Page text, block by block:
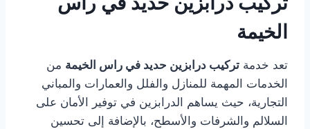
الخيمة
تعد خدمة تركيب درابزين حديد في راس الخيمة من
الخدمات المهمة للمنازل والفلل والعمارات والمباني
التجارية، حيث يساهم الدرابزين في توفير الأمان على
السلالم والشرفات والأسطح، بالإضافة إلى تحسين